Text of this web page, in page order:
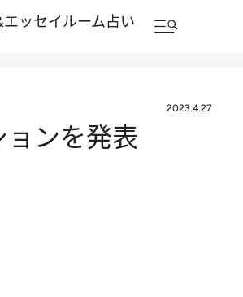
ッセイルーム占い
2023.4.27
ンを発表